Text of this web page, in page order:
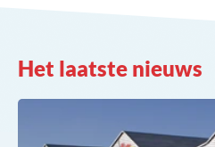
Het laatste nieuws